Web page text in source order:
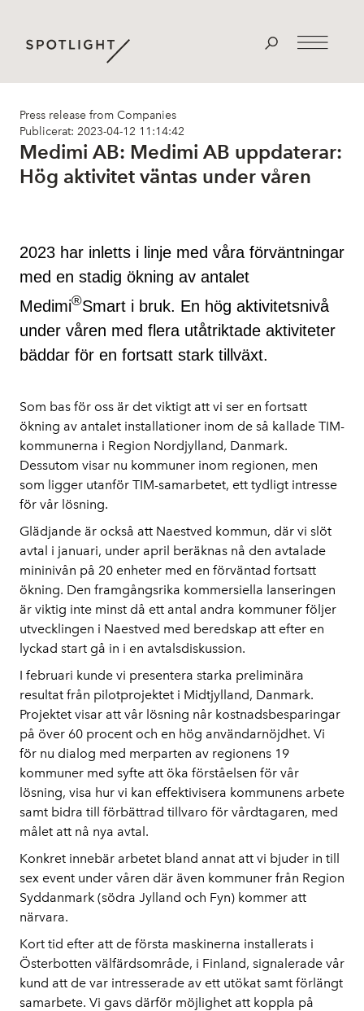
Press release from Companies
Publicerat: 2023-04-12 11:14:42
Medimi AB: Medimi AB uppdaterar:
Hög aktivitet väntas under våren
2023 har inletts i linje med våra förväntningar
med en stadig ökning av antalet
Medimi®Smart i bruk. En hög aktivitetsnivå
under våren med flera utåtriktade aktiviteter
bäddar för en fortsatt stark tillväxt.
Som bas för oss är det viktigt att vi ser en fortsatt
ökning av antalet installationer inom de så kallade TIM-
kommunerna i Region Nordjylland, Danmark.
Dessutom visar nu kommuner inom regionen, men
som ligger utanför TIM-samarbetet, ett tydligt intresse
för vår lösning.
Glädjande är också att Naestved kommun, där vi slöt
avtal i januari, under april beräknas nå den avtalade
mininivån på 20 enheter med en förväntad fortsatt
ökning. Den framgångsrika kommersiella lanseringen
är viktig inte minst då ett antal andra kommuner följer
utvecklingen i Naestved med beredskap att efter en
lyckad start gå in i en avtalsdiskussion.
I februari kunde vi presentera starka preliminära
resultat från pilotprojektet i Midtjylland, Danmark.
Projektet visar att vår lösning når kostnadsbesparingar
på över 60 procent och en hög användarnöjdhet. Vi
för nu dialog med merparten av regionens 19
kommuner med syfte att öka förståelsen för vår
lösning, visa hur vi kan effektivisera kommunens arbete
samt bidra till förbättrad tillvaro för vårdtagaren, med
målet att nå nya avtal.
Konkret innebär arbetet bland annat att vi bjuder in till
sex event under våren där även kommuner från Region
Syddanmark (södra Jylland och Fyn) kommer att
närvara.
Kort tid efter att de första maskinerna installerats i
Österbotten välfärdsområde, i Finland, signalerade vår
kund att de var intresserade av ett utökat samt förlängt
samarbete. Vi gavs därför möjlighet att koppla på